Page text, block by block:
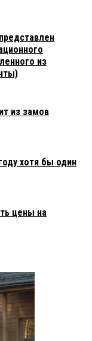
из
из замов
хотя бы один
цены на